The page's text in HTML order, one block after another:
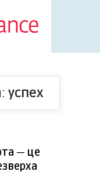
успех
─ це